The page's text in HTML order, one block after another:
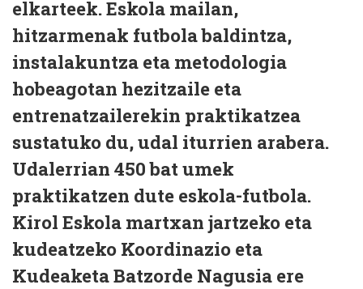
elkarteek. Eskola mailan,
hitzarmenak futbola baldintza,
instalakuntza eta metodologia
hobeagotan hezitzaile eta
entrenatzailerekin praktikatzea
sustatuko du, udal iturrien arabera.
Udalerrian 450 bat umek
praktikatzen dute eskola-futbola.
Kirol Eskola martxan jartzeko eta
kudeatzeko Koordinazio eta
Kudeaketa Batzorde Nagusia ere